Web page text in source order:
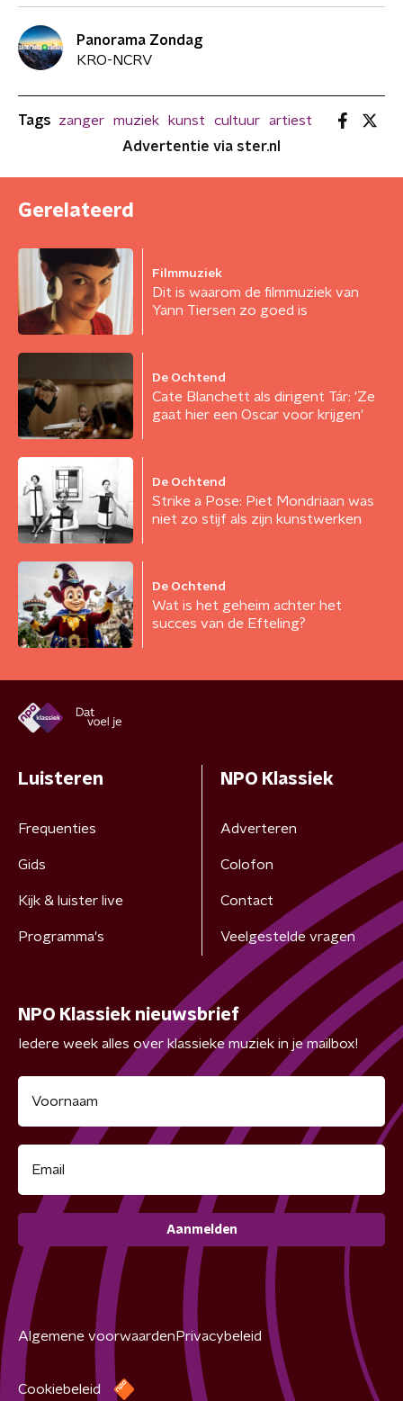
Panorama Zondag
KRO-NCRV
Tags zanger muziek kunst cultuur
artiest
Advertentie via ster.nl
Gerelateerd
Filmmuziek
Dit is waarom de filmmuziek van
Yann Tiersen zo goed is
De Ochtend
Cate Blanchett als dirigent Tár: 'Ze
gaat hier een Oscar voor krijgen'
De Ochtend
Strike a Pose: Piet Mondriaan was
niet zo stijf als zijn kunstwerken
De Ochtend
Wat is het geheim achter het
succes van de Efteling?
Luisteren
Frequenties
Gids
Kijk & luister live
Programma's
NPO Klassiek
Adverteren
Colofon
Contact
Veelgestelde vragen
NPO Klassiek nieuwsbrief
Iedere week alles over klassieke muziek in je mailbox!
Aanmelden
Algemene voorwaarden Privacybeleid
Cookiebeleid